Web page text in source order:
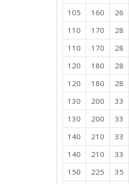
105
160 26
110
170 28
110
170 28
120
180 28
120
180 28
130
200 33
130
200 33
140
210 33
140
210 33
150
225 35